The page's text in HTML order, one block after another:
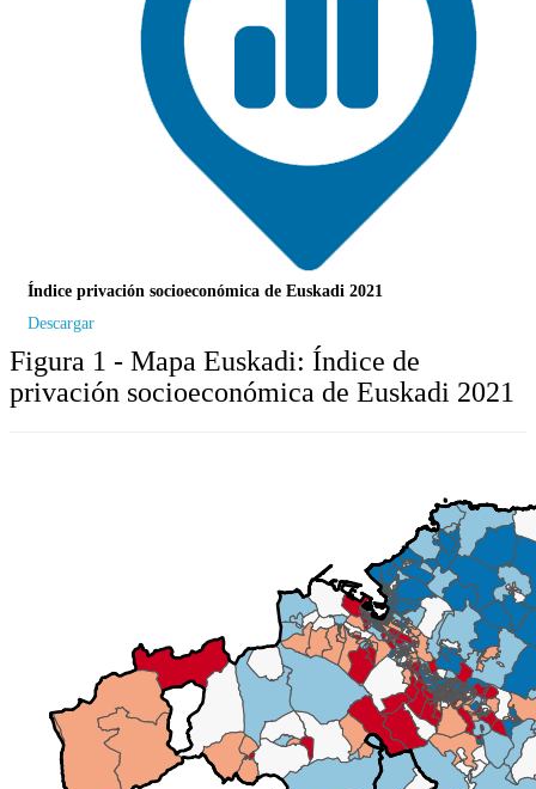
Índice privación socioeconómica de Euskadi 2021
Descargar
Figura 1 - Mapa Euskadi: Índice de
privación socioeconómica de Euskadi 2021